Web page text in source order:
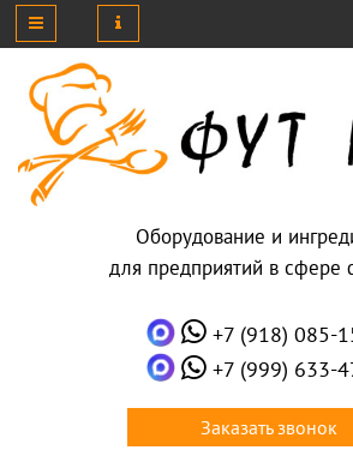
Оборудование и
для предприятий в сфере
+7 (918) 085-
+7 (999) 633-
Заказать звонок